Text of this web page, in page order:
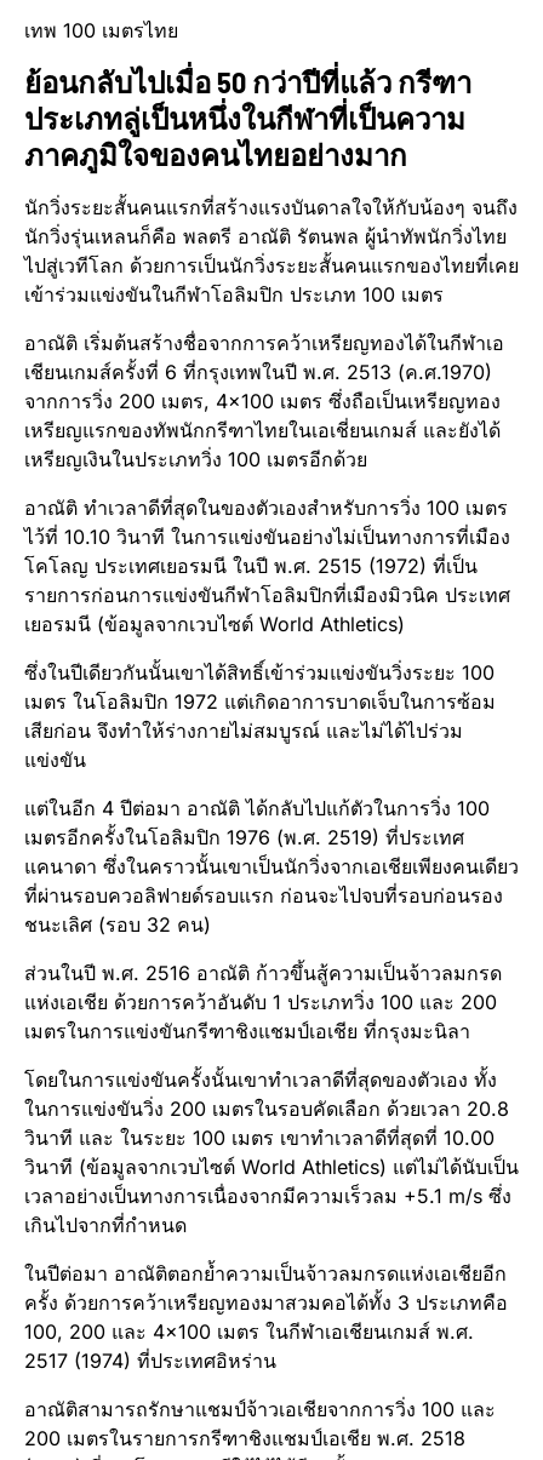
เทพ 100 เมตรไทย
ย้อนกลับไปเมื่อ 50 กว่าปีที่แล้ว กรีฑา
ประเภทลู่เป็นหนึ่งในกีฬาที่เป็นความ
ภาคภูมิใจของคนไทยอย่างมาก
นักวิ่งระยะสั้นคนแรกที่สร้างแรงบันดาลใจให้กับน้องๆ จนถึง
นักวิ่งรุ่นเหลนก็คือ พลตรี อาณัติ รัตนพล ผู้นำทัพนักวิ่งไทย
ไปสู่เวทีโลก ด้วย​การเป็นนักวิ่งระยะสั้นคนแรกของไทยที่เคย
เข้าร่วมแข่งขันในกีฬาโอลิมปิก ประเภท 100 เมตร
อาณัติ เริ่มต้นสร้างชื่อจากการคว้าเหรียญทองได้ในกีฬาเอ
เชียนเกมส์ครั้งที่ 6 ที่กรุงเทพในปี พ.ศ. 2513 (ค.ศ.1970)​
จากการวิ่ง 200 เมตร, 4×100 เมตร ซึ่งถือเป็นเหรียญทอง
เหรียญแรกของทัพนักกรีฑาไทยในเอเชี่ยนเกมส์ และยังได้
เหรียญเงินในประเภทวิ่ง 100 เมตรอีกด้วย
อาณัติ ทำเวลาดีที่สุดในของตัวเองสำหรับการวิ่ง 100 เมตร
ไว้ที่ 10.10 วินาที ในการแข่งขันอย่างไม่เป็นทางการที่เมือง
โคโลญ ประเทศเยอรมนี ในปี พ.ศ. 2515 (1972) ที่เป็น
รายการก่อนการแข่งขันกีฬาโอลิมปิกที่เมืองมิวนิค ประเทศ
เยอรมนี (ข้อมูลจากเวบไซต์ World Athletics)
ซึ่งในปีเดียวกันนั้นเขาได้สิทธิ์เข้าร่วมแข่งขันวิ่งระยะ 100
เมตร ในโอลิมปิก 1972 แต่เกิดอาการบาดเจ็บในการซ้อม
เสียก่อน จึงทำให้ร่างกายไม่สมบูรณ์ และไม่ได้ไปร่วม
แข่งขัน
แต่ในอีก 4 ปีต่อมา อาณัติ ได้กลับไปแก้ตัวในการวิ่ง 100
เมตรอีกครั้งในโอลิมปิก 1976 (พ.ศ. 2519) ที่ประเทศ
แคนาดา ซึ่งในคราวนั้นเขาเป็นนักวิ่งจากเอเชียเพียงคนเดียว
ที่ผ่านรอบควอลิฟายด์รอบแรก ก่อนจะไปจบที่รอบก่อนรอง
ชนะเลิศ (รอบ 32 คน)
ส่วนในปี พ.ศ. 2516 อาณัติ ก้าวขึ้นสู้ความเป็นจ้าวลมกรด
แห่งเอเชีย ด้วยการคว้าอันดับ 1 ประเภทวิ่ง 100 และ 200
เมตรในการแข่งขันกรีฑาชิงแชมป์เอเชีย ที่กรุงมะนิลา
โดยในการแข่งขันครั้งนั้นเขาทำเวลาดีที่สุดของตัวเอง ทั้ง
ในการแข่งขันวิ่ง 200 เมตรในรอบคัดเลือก ด้วยเวลา 20.8
วินาที และ ในระย​ะ 100 เมตร เขาทำเวลาดีที่สุดที่ 10.00
วินาที (ข้อมูลจากเวบไซต์ World Athletics) แต่ไม่ได้นับเป็น
เวลาอย่างเป็นทางการเนื่องจากมีความเร็วลม +5.1 m/s ซึ่ง
เกินไปจากที่กำหนด
ในปีต่อมา อาณัติตอกย้ำความเป็นจ้าวลมกรดแห่งเอเชียอีก
ครั้ง ด้วยการคว้าเหรียญทองมาสวมคอได้ทั้ง 3 ประเภทคือ
100, 200 และ 4×100 เมตร ในกีฬาเอเชียนเกมส์ พ.ศ.
2517 (1974) ที่ประเทศอิหร่าน
อาณัติสามารถรักษาแชมป์จ้าวเอเชียจากการวิ่ง 100 และ
200 เมตรในรายการกรีฑาชิงแชมป์เอเชีย พ.ศ. 2518